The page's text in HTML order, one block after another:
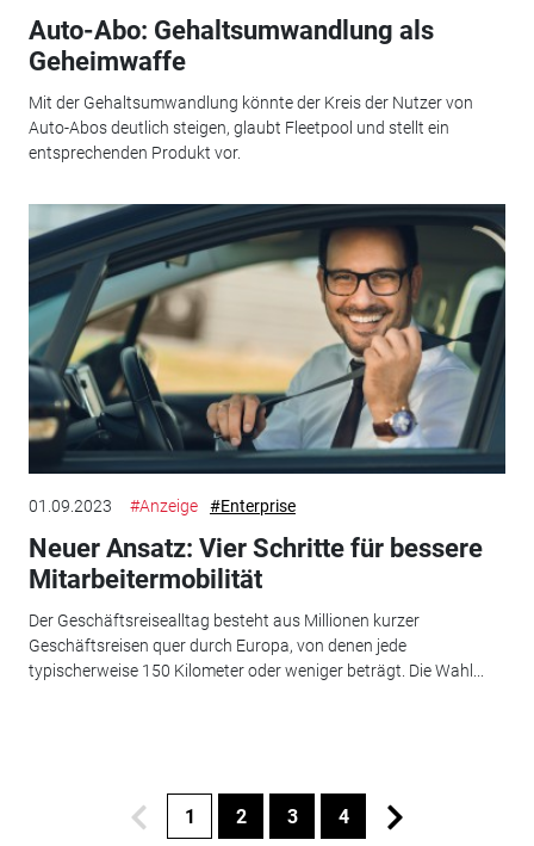
Auto-Abo: Gehaltsumwandlung als
Geheimwaffe
Mit der Gehaltsumwandlung könnte der Kreis der Nutzer von
Auto-Abos deutlich steigen, glaubt Fleetpool und stellt ein
entsprechenden Produkt vor.
01.09.2023 #Anzeige #Enterprise
Neuer Ansatz: Vier Schritte für bessere
Mitarbeitermobilität
Der Geschäftsreisealltag besteht aus Millionen kurzer
Geschäftsreisen quer durch Europa, von denen jede
typischerweise 150 Kilometer oder weniger beträgt. Die Wahl...
1 2 3 4